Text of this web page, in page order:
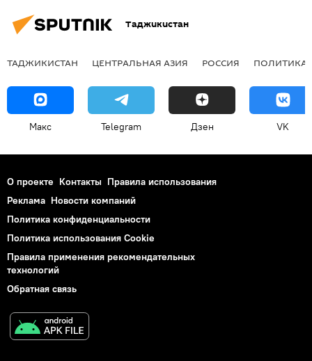
Таджикистан
ТАДЖИКИСТАН ЦЕНТРАЛЬНАЯ АЗИЯ РОССИЯ ПОЛИТИКА
Макс Telegram Дзен VK
О проекте Контакты Правила использования
Реклама Новости компаний
Политика конфиденциальности
Политика использования Cookie
Правила применения рекомендательных
технологий
Обратная связь